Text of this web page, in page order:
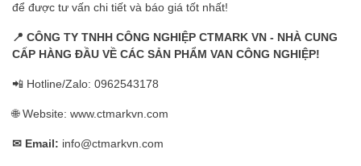
để được tư vấn chi tiết và báo giá tốt nhất!
📍 CÔNG TY TNHH CÔNG NGHIỆP CTMARK VN - NHÀ CUNG
CẤP HÀNG ĐẦU VỀ CÁC SẢN PHẨM VAN CÔNG NGHIỆP!
📲 Hotline/Zalo: 0962543178
🌐 Website: www.ctmarkvn.com
✉ Email: info@ctmarkvn.com